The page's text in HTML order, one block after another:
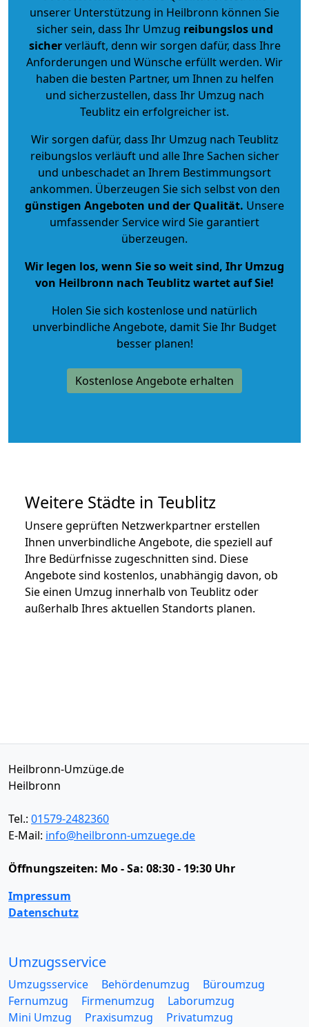
unserer Unterstützung in Heilbronn können Sie
sicher sein, dass Ihr Umzug reibungslos und
sicherverläuft, denn wir sorgen dafür, dass Ihre
Anforderungen und Wünsche erfüllt werden. Wir
haben die besten Partner, um Ihnen zu helfen
und sicherzustellen, dass Ihr Umzug nach
Teublitz ein erfolgreicher ist.
Wir sorgen dafür, dass Ihr Umzug nach Teublitz
reibungslos verläuft und alle Ihre Sachen sicher
und unbeschadet an Ihrem Bestimmungsort
ankommen. Überzeugen Sie sich selbst von den
günstigen Angeboten und der Qualität. Unsere
umfassender Service wird Sie garantiert
überzeugen.
Wir legen los, wenn Sie so weit sind, Ihr Umzug
von Heilbronn nach Teublitz wartet auf Sie!
Holen Sie sich kostenlose und natürlich
unverbindliche Angebote, damit Sie Ihr Budget
besser planen!
Kostenlose Angebote erhalten
Weitere Städte in Teublitz
Unsere geprüften Netzwerkpartner erstellen
Ihnen unverbindliche Angebote, die speziell auf
Ihre Bedürfnisse zugeschnitten sind. Diese
Angebote sind kostenlos, unabhängig davon, ob
Sie einen Umzug innerhalb von Teublitz oder
außerhalb Ihres aktuellen Standorts planen.
Heilbronn-Umzüge.de
Heilbronn
Tel.: 01579-2482360
E-Mail: info@heilbronn-umzuege.de
Öffnungszeiten: Mo - Sa: 08:30 - 19:30 Uhr
Impressum
Datenschutz
Umzugsservice
Umzugsservice Behördenumzug
Büroumzug
Fernumzug
Firmenumzug
Laborumzug
Mini Umzug
Praxisumzug
Privatumzug